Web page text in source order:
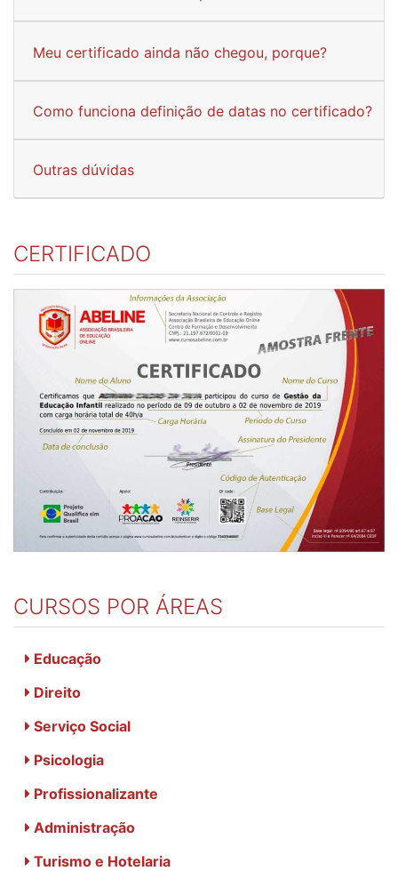
Meu certificado ainda não chegou, porque?
Como funciona definição de datas no certificado?
Outras dúvidas
CERTIFICADO
CURSOS POR ÁREAS
Educação
Direito
Serviço Social
Psicologia
Profissionalizante
Administração
Turismo e Hotelaria